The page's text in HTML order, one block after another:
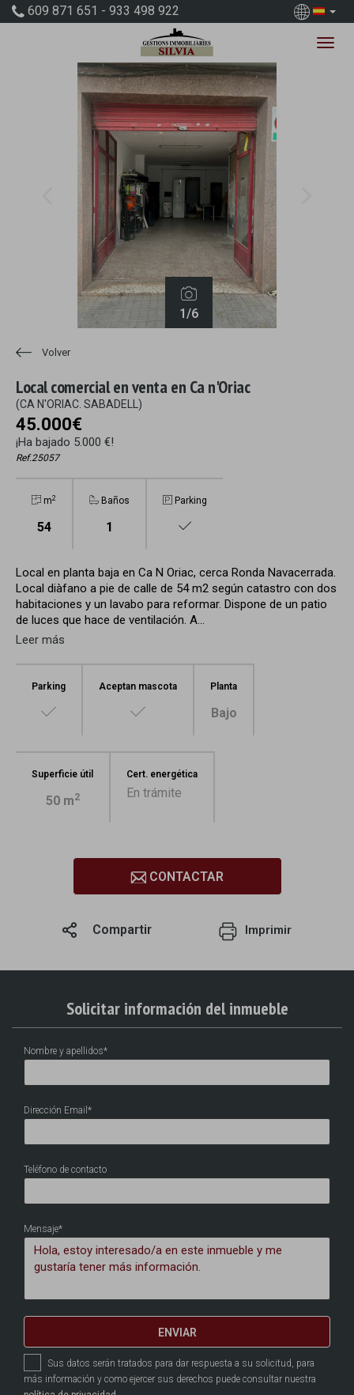
609 871 651 - 933 498 922
1/6
Previous
Volver
Local comercial en venta en Ca n'Oriac
(CA N'ORIAC. SABADELL)
45.000€
¡Ha bajado 5.000 €!
Ref.25057
m2
54
Baños
1
Parking
Local en planta baja en Ca N Oriac, cerca Ronda Navacerrada.
Local diàfano a pie de calle de 54 m2 según catastro con dos
habitaciones y un lavabo para reformar. Dispone de un patio
de luces que hace de ventilación. A...
Leer más
Parking Aceptan mascota Planta
Bajo
Superficie útil
50 m2
Cert. energética
En trámite
CONTACTAR
Compartir Imprimir
Solicitar información del inmueble
Nombre y apellidos*
Dirección Email*
Teléfono de contacto
Mensaje*
ENVIAR
Sus datos serán tratados para dar respuesta a su solicitud, para
más información y como ejercer sus derechos puede consultar nuestra